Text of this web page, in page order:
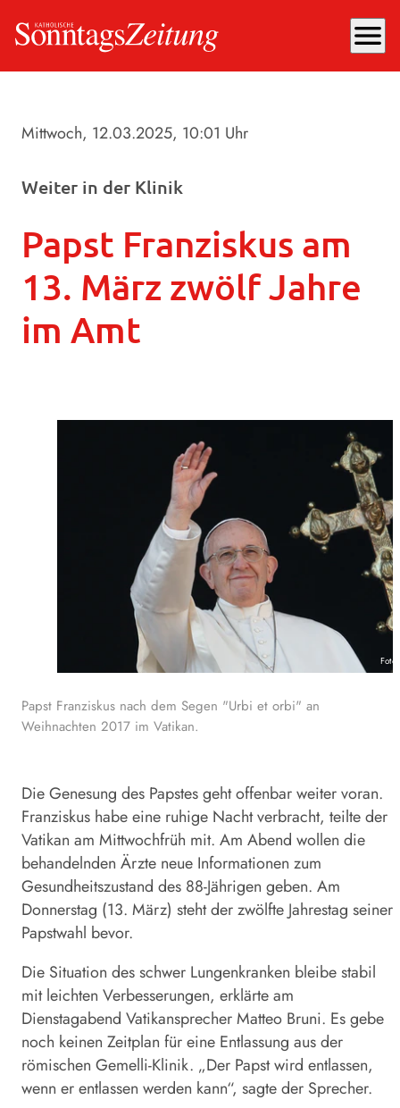
menu
Mittwoch, 12.03.2025, 10:01 Uhr
Weiter in der Klinik
Papst Franziskus am
13. März zwölf Jahre
im Amt
Papst Franziskus nach dem Segen "Urbi et orbi" an
Weihnachten 2017 im Vatikan.
Die Genesung des Papstes geht offenbar weiter voran.
Franziskus habe eine ruhige Nacht verbracht, teilte der
Vatikan am Mittwochfrüh mit. Am Abend wollen die
behandelnden Ärzte neue Informationen zum
Gesundheitszustand des 88-Jährigen geben. Am
Donnerstag (13. März) steht der zwölfte Jahrestag seiner
Papstwahl bevor.
Die Situation des schwer Lungenkranken bleibe stabil
mit leichten Verbesserungen, erklärte am
Dienstagabend Vatikansprecher Matteo Bruni. Es gebe
noch keinen Zeitplan für eine Entlassung aus der
römischen Gemelli-Klinik. „Der Papstwird entlassen,
wenn er entlassen werden kann“, sagte der Sprecher.